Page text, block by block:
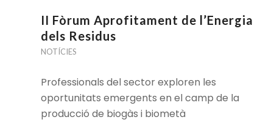
II Fòrum Aprofitament de l’Energia
dels Residus
NOTÍCIES
Professionals del sector exploren les
oportunitats emergents en el camp de la
producció de biogàs i biometà